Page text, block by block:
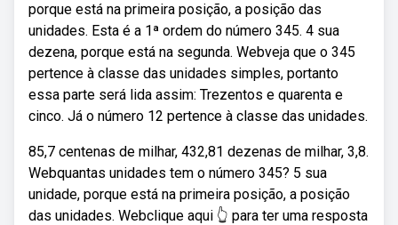
porque está na primeira posição, a posição das
unidades. Esta é a 1ª ordem do número 345. 4 sua
dezena, porque está na segunda. Webveja que o 345
pertence à classe das unidades simples, portanto
essa parte será lida assim: Trezentos e quarenta e
cinco. Já o número 12 pertence à classe das unidades.
85,7 centenas de milhar, 432,81 dezenas de milhar, 3,8.
Webquantas unidades tem o número 345? 5 sua
unidade, porque está na primeira posição, a posição
das unidades. Webclique aqui 👆 para ter uma resposta